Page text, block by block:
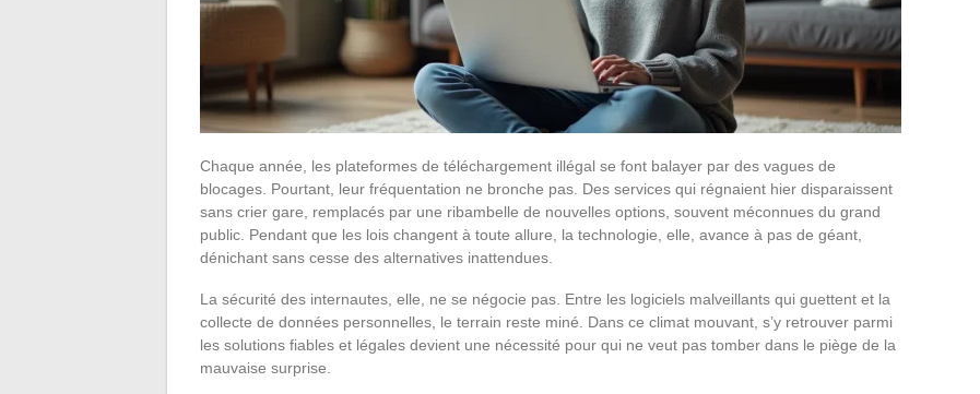
Chaque année, les plateformes de téléchargement illégal se font balayer par des vagues de
blocages. Pourtant, leur fréquentation ne bronche pas. Des services qui régnaient hier disparaissent
sans crier gare, remplacés par une ribambelle de nouvelles options, souvent méconnues du grand
public. Pendant que les lois changent à toute allure, la technologie, elle, avance à pas de géant,
dénichant sans cesse des alternatives inattendues.
La sécurité des internautes, elle, ne se négocie pas. Entre les logiciels malveillants qui guettent et la
collecte de données personnelles, le terrain reste miné. Dans ce climat mouvant, s’y retrouver parmi
les solutions fiables et légales devient une nécessité pour qui ne veut pas tomber dans le piège de la
mauvaise surprise.